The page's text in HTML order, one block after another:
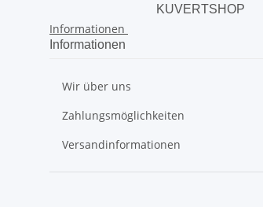
KUVERTSHOP
Informationen
Informationen
Wir über uns
Zahlungsmöglichkeiten
Versandinformationen